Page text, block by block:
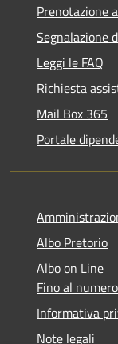
Prenotazione
Segnalazione
Leggi le FAQ
Richiesta
Mail Box 365
Portale
Albo Pretorio
Albo on Line
Fino al
Informativa
Note legali